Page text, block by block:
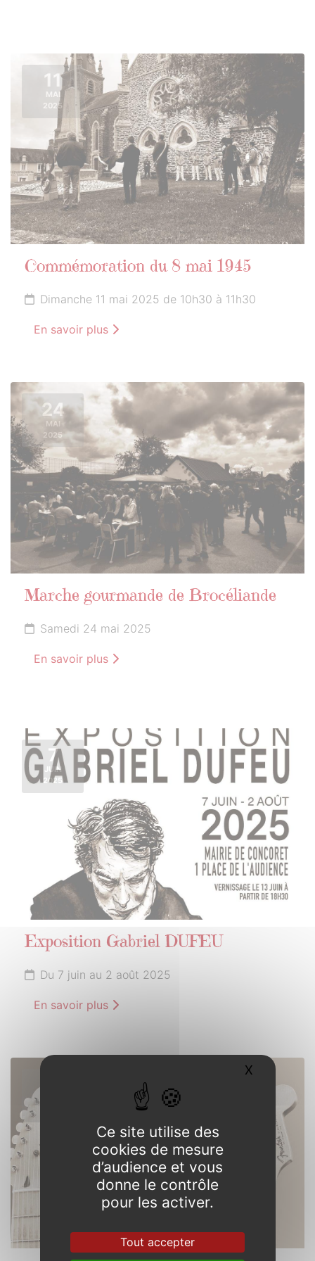
11
MAI
2025
Commémoration du 8 mai 1945
Dimanche 11 mai 2025 de 10h30 à 11h30
En savoir plus
24
MAI
2025
Marche gourmande de Brocéliande
Samedi 24 mai 2025
En savoir plus
7
JUIN
2025
Exposition Gabriel DUFEU
Du 7 juin au 2 août 2025
En savoir plus
Ce site utilise des
cookies de mesure
d’audience et vous
donne le contrôle
pour les activer.
Tout accepter
X Masquer